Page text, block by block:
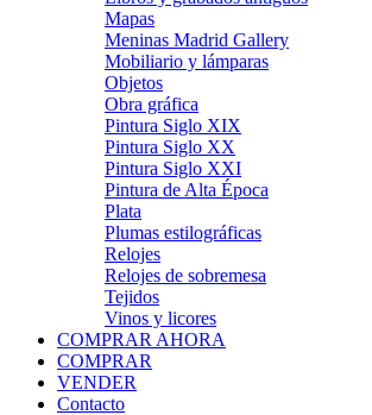
Mapas
Meninas Madrid Gallery
Mobiliario y lámparas
Objetos
Obra gráfica
Pintura Siglo XIX
Pintura Siglo XX
Pintura Siglo XXI
Pintura de Alta Época
Plata
Plumas estilográficas
Relojes
Relojes de sobremesa
Tejidos
Vinos y licores
COMPRAR AHORA
COMPRAR
VENDER
Contacto